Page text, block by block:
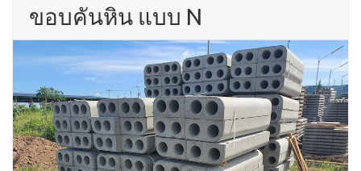
ขอบคันหิน แบบ N